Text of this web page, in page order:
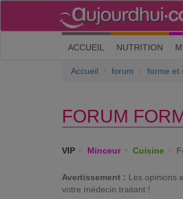
ACCUEIL (current)
NUTRITION
Accueil forum forme et
FORUM
VIP Minceur Cuisine
Avertissement : Les opinions
votre médecin traitant !